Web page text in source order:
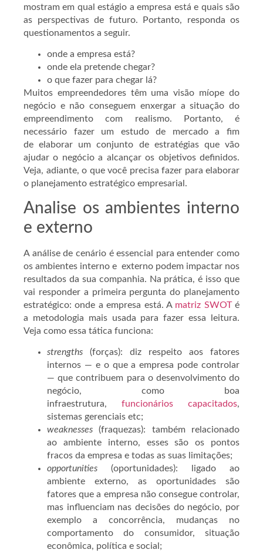
mostram em qual estágio a empresa está e quais são
as perspectivas de futuro. Portanto, responda os
questionamentos a seguir.
onde a empresa está?
onde ela pretende chegar?
o que fazer para chegar lá?
Muitos empreendedores têm uma visão míope do
negócio e não conseguem enxergar a situação do
empreendimento com realismo. Portanto, é
necessário fazer um estudo de mercado a fim
de elaborar um conjunto de estratégias que vão
ajudar o negócio a alcançar os objetivos definidos.
Veja, adiante, o que você precisa fazer para elaborar
o planejamento estratégico empresarial.
Analise os ambientes interno
e externo
A análise de cenário é essencial para entender como
os ambientes interno e externo podem impactar nos
resultados da sua companhia. Na prática, é isso que
vai responder a primeira pergunta do planejamento
estratégico: onde a empresa está. A matriz SWOTé
a metodologia mais usada para fazer essa leitura.
Veja como essa tática funciona:
strengths (forças): diz respeito aos fatores
internos — e o que a empresa pode controlar
— que contribuem para o desenvolvimento do
negócio, como boa
infraestrutura, funcionários capacitados,
sistemas gerenciais etc;
weaknesses(fraquezas): também relacionado
ao ambiente interno, esses são os pontos
fracos da empresa e todas as suas limitações;
opportunities (oportunidades): ligado ao
ambiente externo, as oportunidades são
fatores que a empresa não consegue controlar,
mas influenciam nas decisões do negócio, por
exemplo a concorrência, mudanças no
comportamento do consumidor, situação
econômica, política e social;